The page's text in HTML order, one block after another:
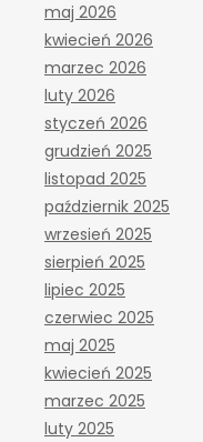
maj 2026
kwiecień 2026
marzec 2026
luty 2026
styczeń 2026
grudzień 2025
listopad 2025
październik 2025
wrzesień 2025
sierpień 2025
lipiec 2025
czerwiec 2025
maj 2025
kwiecień 2025
marzec 2025
luty 2025